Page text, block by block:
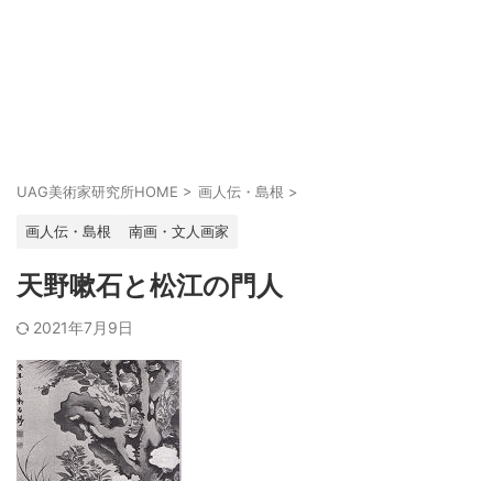
UAG美術家研究所HOME > 画人伝・島根 >
画人伝・島根 南画・文人画家
天野嗽石と松江の門人
2021年7月9日